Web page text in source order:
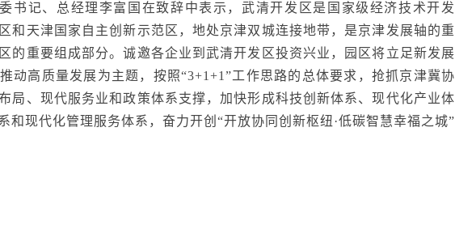
书记、总经理李富国在致辞中表示，武清开发区是国家级经济技术开发
和天津国家自主创新示范区，地处京津双城连接地带，是京津发展轴的重
的重要组成部分。诚邀各企业到武清开发区投资兴业，园区将立足新发展
动高质量发展为主题，按照“3+1+1”工作思路的总体要求，抢抓京津冀协
局、现代服务业和政策体系支撑，加快形成科技创新体系、现代化产业体
和现代化管理服务体系，奋力开创“开放协同创新枢纽·低碳智慧幸福之城”